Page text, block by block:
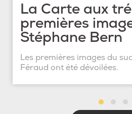
La Carte aux
premières
Stéphane Bern
Les premières images du
Féraud ont été dévoilées.